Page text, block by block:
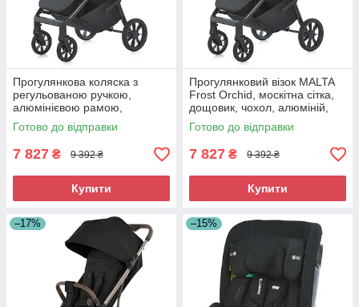
Прогулянкова коляска з
регульованою ручкою,
алюмінієвою рамою,
москитною сіткою та
дощовиком, чорний колір
Готово до відправки
7 827 ₴ 9 392 ₴
Купити
Прогулянковий візок MALTA
Frost Orchid, москітна сітка,
дощовик, чохол, алюміній,
рожевий (ME 1182)
Готово до відправки
7 827 ₴ 9 392 ₴
Купити
–17% –15%